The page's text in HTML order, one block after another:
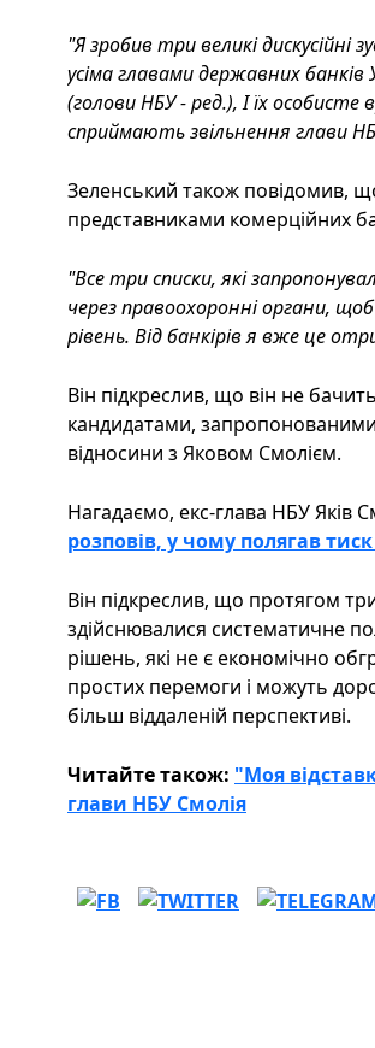
"Я зробив три великі дискусійні
усіма главами державних
(голови НБУ - ред.), І їх
сприймають звільнення глави
Зеленський також повідомив,
представниками комерційних
"Все три списки, які
через правоохоронні органи,
рівень. Від банкірів я вже це
Він підкреслив, що він не
кандидатами,
відносини з Яковом Смолієм.
Нагадаємо, екс-глава НБУ Яків
розповів, у чому полягав
Він підкреслив, що протягом
здійснювалися систематичне
рішень, які не є економічно
простих перемоги і можуть
більш віддаленій перспективі.
Читайте також: "Моя
глави НБУ Смолія